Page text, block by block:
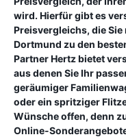
wird. Hierfür gibt es
Preisvergleichs, die
Dortmund zu den
Partner Hertz bietet
aus denen Sie Ihr
geräumiger
oder ein spritziger
Wünsche offen, denn
Online-